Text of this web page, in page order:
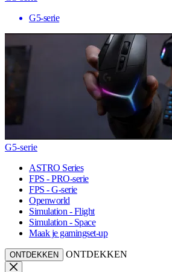
G5-serie
G5-serie
ASTRO Series
FPS - PRO-serie
FPS - G-serie
Openworld
Simulation - Flight
Simulation - Space
Maak je gamingset-up
ONTDEKKEN ONTDEKKEN